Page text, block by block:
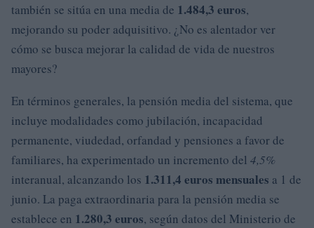
también se sitúa en una media de 1.484,3 euros,
mejorando su poder adquisitivo. ¿No es alentador ver
cómo se busca mejorar la calidad de vida de nuestros
mayores?
En términos generales, la pensión media del sistema, que
incluye modalidades como jubilación, incapacidad
permanente, viudedad, orfandad y pensiones a favor de
familiares, ha experimentado un incremento del 4,5%
interanual, alcanzando los 1.311,4 euros mensuales a 1 de
junio. La paga extraordinaria para la pensión media se
establece en 1.280,3 euros, según datos del Ministerio de